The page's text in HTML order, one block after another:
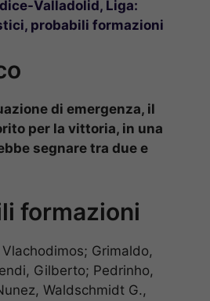
Valladolid, Liga:
probabili formazioni
di emergenza, il
per la vittoria, in una
segnare tra due e
formazioni
Vlachodimos; Grimaldo,
Gilberto; Pedrinho,
Waldschmidt G.,